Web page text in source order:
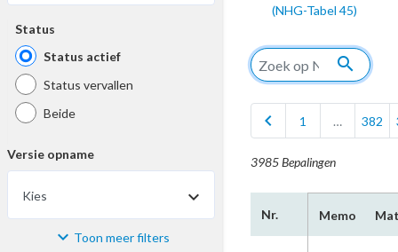
Status
Status actief
Status vervallen
Beide
Versie opname
Kies
Materiaal Toon meer filters
(NHG-Tabel 45)
search
chevron_left 1 … 382
3985 Bepalingen
Nr. Memo